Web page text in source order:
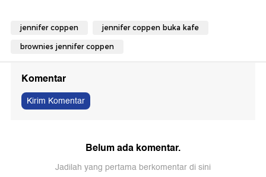
jennifer coppen jennifer coppen buka kafe
brownies jennifer coppen
Komentar
Kirim Komentar
Belum ada komentar.
Jadilah yang pertama berkomentar di sini